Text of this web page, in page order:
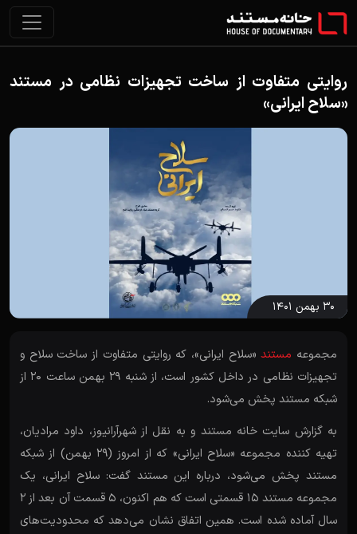
روایتی متفاوت از ساخت تجهیزات نظامی در مستند
«سلاح ایرانی»
۳۰ بهمن ۱۴۰۱
مجموعه مستند«سلاح ایرانی»، که روایتی متفاوت از ساخت سلاح و
تجهیزات نظامی در داخل کشور است، از شنبه ۲۹ بهمن ساعت ۲۰ از
شبکه مستند پخش می‌شود.
به گزارش سایت خانه مستند و به نقل از شهرآرانیوز، داود مرادیان،
تهیه کننده مجموعه «سلاح ایرانی» که از امروز (۲۹ بهمن) از شبکه
مستند پخش می‌شود، درباره این مستند گفت: سلاح ایرانی، یک
مجموعه مستند ۱۵ قسمتی است که هم اکنون، ۵ قسمت آن بعد از ۲
سال آماده شده است. همین اتفاق نشان می‌دهد که محدودیت‌های